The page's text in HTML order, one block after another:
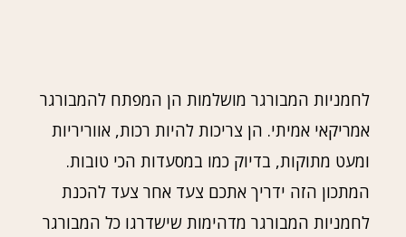
לחמניות המבורגר מושלמות הן המפתח להמבורגר
אמריקאי אמיתי. הן צריכות להיות רכות, אווריריות
ומעט מתוקות, בדיוק כמו במסעדות הכי טובות.
המתכון הזה ידריך אתכם צעד אחר צעד להכנת
לחמניות המבורגר מדהימות שישדרגו כל המבורגר